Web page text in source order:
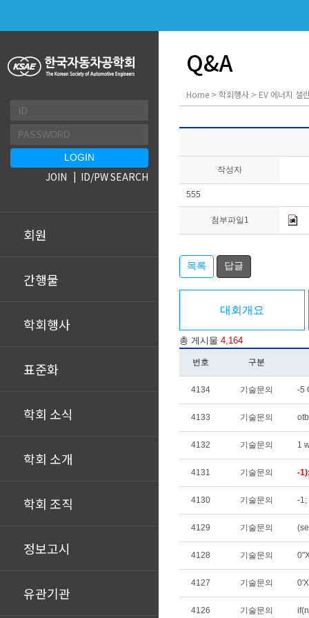
회원
간행물
학회행사
표준화
학회 소식
학회 소개
학회 조직
정보고시
유관기관
JOIN ID/PW SEARCH
Q&A
Home > 학회행사 > EV 에너지 챌
작성자
555
첨부파일1
목록 답글
대회개요
총 게시물 4,164
번호 구분
4134 기술문의 -5
4133 기술문의
4132 기술문의 1
4131 기술문의 -
4130 기술문의 -1;
4129 기술문의
4128 기술문의
4127 기술문의
4126 기술문의